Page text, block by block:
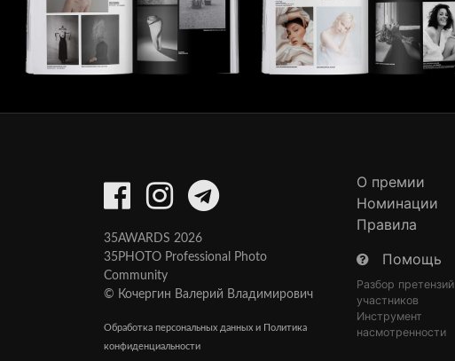
35AWARDS 2026
35PHOTO Professional Photo
Community
© Кочергин Валерий Владимирович
Обработка персональных данных и Политика
конфиденциальности
О премии
Номинации
Правила
Помощь
Разбор претензий
участников
Инструмент
насмотренности